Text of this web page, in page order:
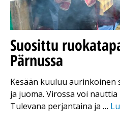
Suosittu
Pärnussa
Kesään kuuluu aurinkoinen
ja juoma. Virossa voi
Tulevana perjantaina ja …